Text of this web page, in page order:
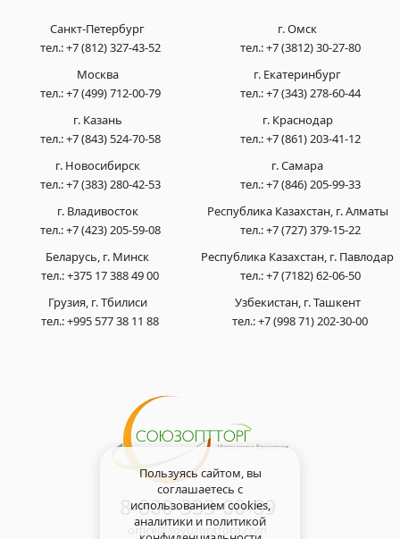
Санкт-Петербург
тел.:+7 (812) 327-43-52
Москва
тел.:+7 (499) 712-00-79
г. Казань
тел.:+7 (843) 524-70-58
г. Новосибирск
тел.:+7 (383) 280-42-53
г. Омск
тел.:+7 (3812) 30-27-80
г. Екатеринбург
тел.:+7 (343) 278-60-44
г. Краснодар
тел.:+7 (861) 203-41-12
г. Самара
тел.:+7 (846) 205-99-33
г. Владивосток
тел.:+7 (423) 205-59-08
Беларусь, г. Минск
тел.:+375 17 388 49 00
Грузия, г. Тбилиси
тел.:+995 577 38 11 88
Республика Казахстан, г. Алматы
тел.:+7 (727) 379-15-22
Республика Казахстан, г. Павлодар
тел.:+7 (7182) 62-06-50
Узбекистан, г. Ташкент
тел.:+7 (998 71) 202-30-00
8-800-333-00-89
office@soyuzopttorg.com
Пользуясь сайтом, вы
соглашаетесь с
использованием cookies,
аналитики и политикой